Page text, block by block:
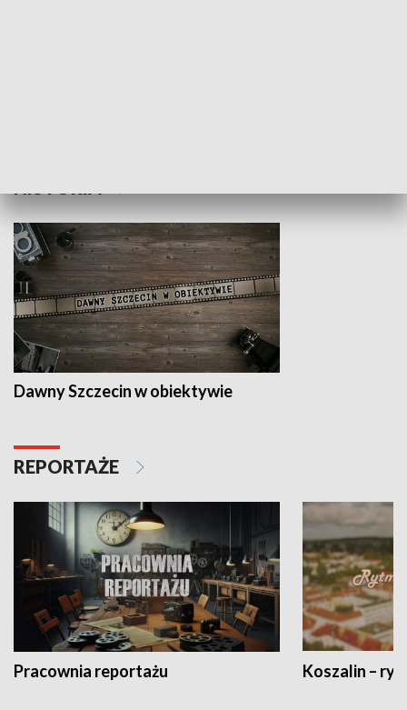
Dawny Szczecin w obiektywie
REPORTAŻE
Pracownia reportażu Koszalin –